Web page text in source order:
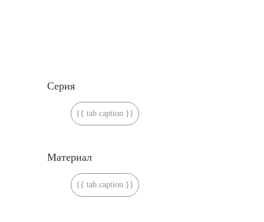
Серия
{{ tab.caption }}
Материал
{{ tab.caption }}